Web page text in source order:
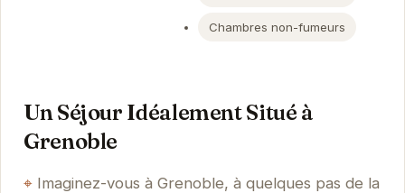
Chambres non-fumeurs
Un Séjour Idéalement Situé à
Grenoble
Imaginez-vous à Grenoble, à quelques pas de la